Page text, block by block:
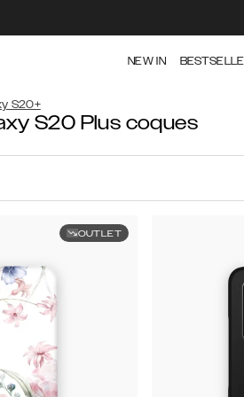
NEW IN
S20+
S20 Plus coques
OUTLET